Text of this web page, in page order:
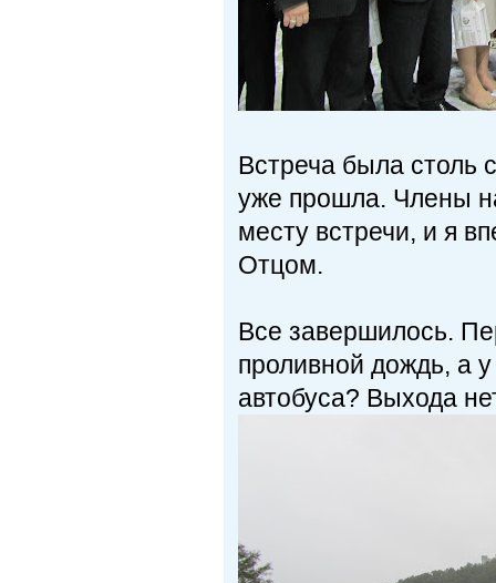
Встреча была столь
уже прошла. Члены
месту встречи, и я
Отцом.
Все завершилось.
проливной дождь, а
автобуса? Выхода